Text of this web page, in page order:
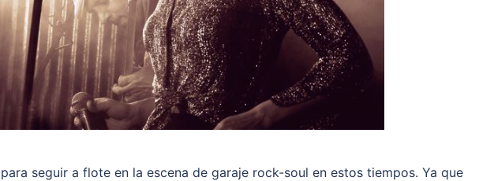
seguir a flote en la escena de garaje rock-soul en estos tiempos. Ya que